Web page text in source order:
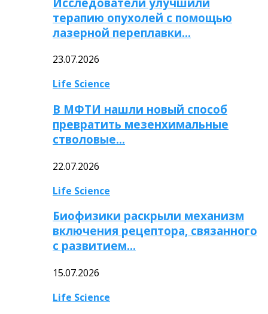
терапию опухолей с помощью
лазерной переплавки…
23.07.2026
Life Science
В МФТИ нашли новый способ
превратить мезенхимальные
стволовые…
22.07.2026
Life Science
Биофизики раскрыли механизм
включения рецептора, связанного
с развитием…
15.07.2026
Life Science